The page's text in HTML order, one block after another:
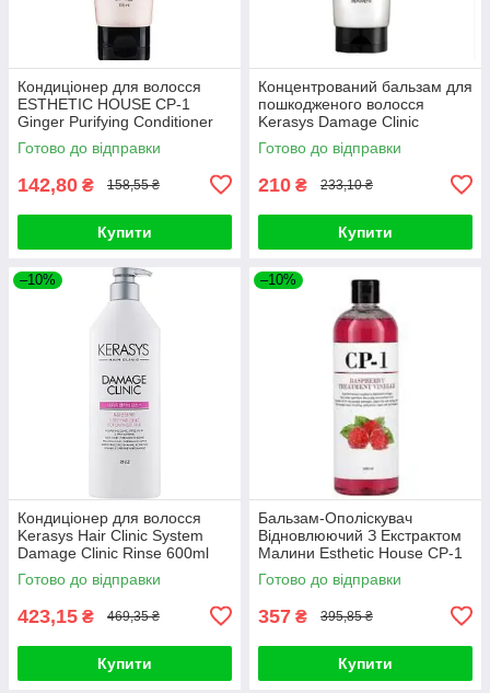
Кондиціонер для волосся
ESTHETIC HOUSE CP-1
Ginger Purifying Conditioner
100ml
Готово до відправки
142,80 ₴ 158,55 ₴
Купити
Концентрований бальзам для
пошкодженого волосся
Kerasys Damage Clinic
Treatment 300ml
Готово до відправки
210 ₴ 233,10 ₴
Купити
–10%
Кондиціонер для волосся
Kerasys Hair Clinic System
Damage Clinic Rinse 600ml
Готово до відправки
423,15 ₴ 469,35 ₴
Купити
–10%
Бальзам-Ополіскувач
Відновлюючий З Екстрактом
Малини Esthetic House CP-1
RASPBERRY TREATMENT
VINEGAR
Готово до відправки
357 ₴ 395,85 ₴
Купити